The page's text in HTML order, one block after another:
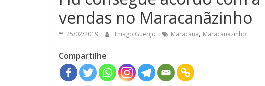
vendas no Maracanãzinho
25/02/2019 Thiago Guerço Maracanã, Maracanãzinho
Compartilhe